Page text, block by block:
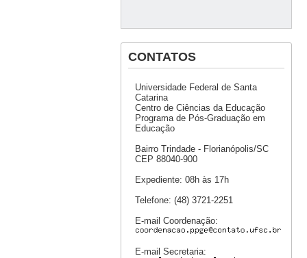
CONTATOS
Universidade Federal de Santa
Catarina
Centro de Ciências da Educação
Programa de Pós-Graduação em
Educação
Bairro Trindade - Florianópolis/SC
CEP 88040-900
Expediente: 08h às 17h
Telefone: (48) 3721-2251
E-mail Coordenação:
E-mail Secretaria: